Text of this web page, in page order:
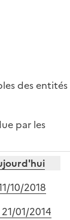
des entités
par les
10/2018
01/2014